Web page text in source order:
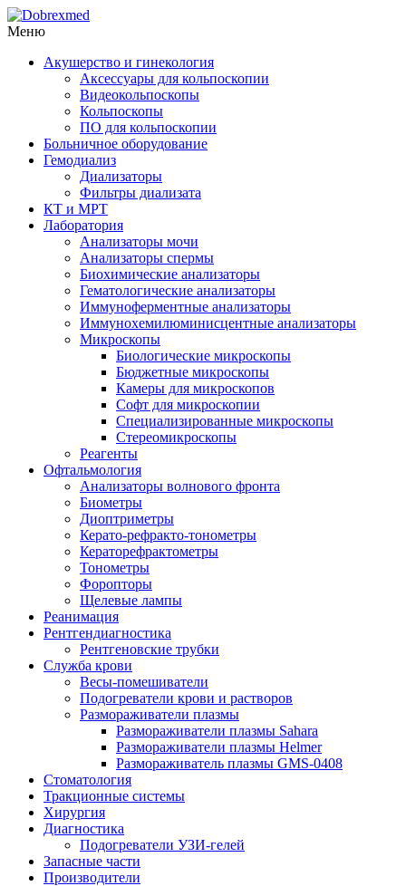
Меню
Акушерство и гинекология
Аксессуары для кольпоскопии
Видеокольпоскопы
Кольпоскопы
ПО для кольпоскопии
Больничное оборудование
Гемодиализ
Диализаторы
Фильтры диализата
КТ и МРТ
Лаборатория
Анализаторы мочи
Анализаторы спермы
Биохимические анализаторы
Гематологические анализаторы
Иммуноферментные анализаторы
Иммунохемилюминисцентные анализаторы
Микроскопы
Биологические микроскопы
Бюджетные микроскопы
Камеры для микроскопов
Софт для микроскопии
Специализированные микроскопы
Стереомикроскопы
Реагенты
Офтальмология
Анализаторы волнового фронта
Биометры
Диоптриметры
Керато-рефракто-тонометры
Кераторефрактометры
Тонометры
Форопторы
Щелевые лампы
Реанимация
Рентгендиагностика
Рентгеновские трубки
Служба крови
Весы-помешиватели
Подогреватели крови и растворов
Размораживатели плазмы
Размораживатели плазмы Sahara
Размораживатели плазмы Helmer
Размораживатель плазмы GMS-0408
Стоматология
Тракционные системы
Хирургия
Диагностика
Подогреватели УЗИ-гелей
Запасные части
Производители